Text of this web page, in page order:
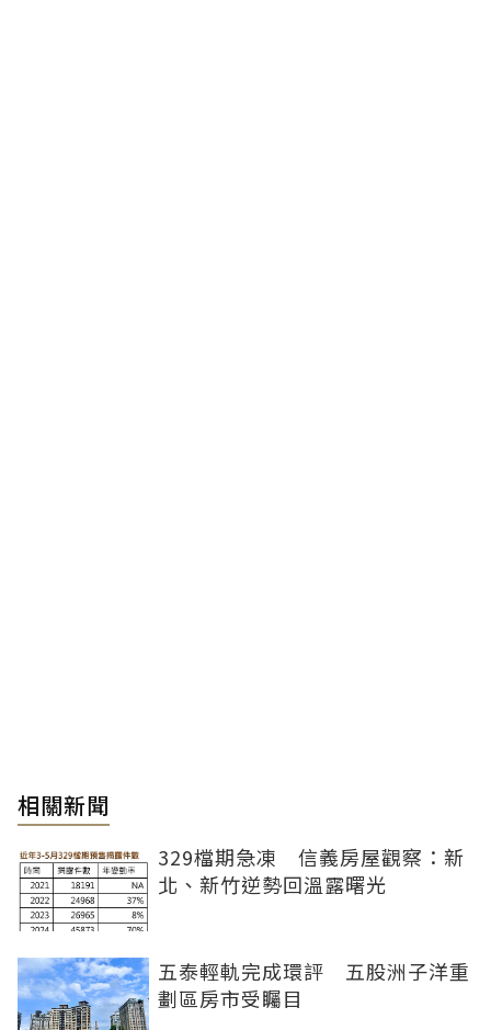
相關新聞
329檔期急凍 信義房屋觀察：新
北、新竹逆勢回溫露曙光
五泰輕軌完成環評 五股洲子洋重
劃區房市受矚目